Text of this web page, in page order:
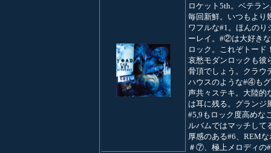
ロケット5th。ベテラ
毎回新鮮。いつもより
ワフルな#1。ほんのり
ーレイ。#②は大好き
ロック。これぞトー
哀愁モダンロックも彼
骨頂でしょう。クラウ
ハウスのような#④も
声共々ステキ。大陸的
は耳に残る。グランジ
#5,9もロック度高めな
ルバムではマッチして
厚感のある#6、REM
＃⑦、極上メロディの